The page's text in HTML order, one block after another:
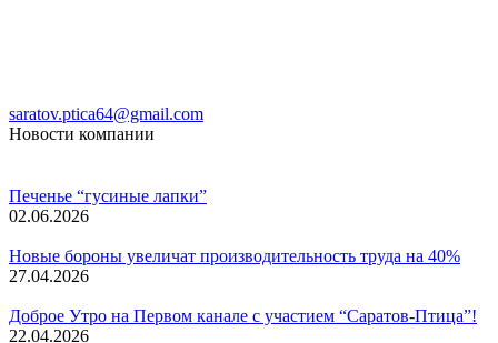
saratov.ptica64@gmail.com
Новости компании
Печенье “гусиные лапки”
02.06.2026
Новые бороны увеличат производительность труда на 40%
27.04.2026
Доброе Утро на Первом канале с участием “Саратов-Птица”!
22.04.2026